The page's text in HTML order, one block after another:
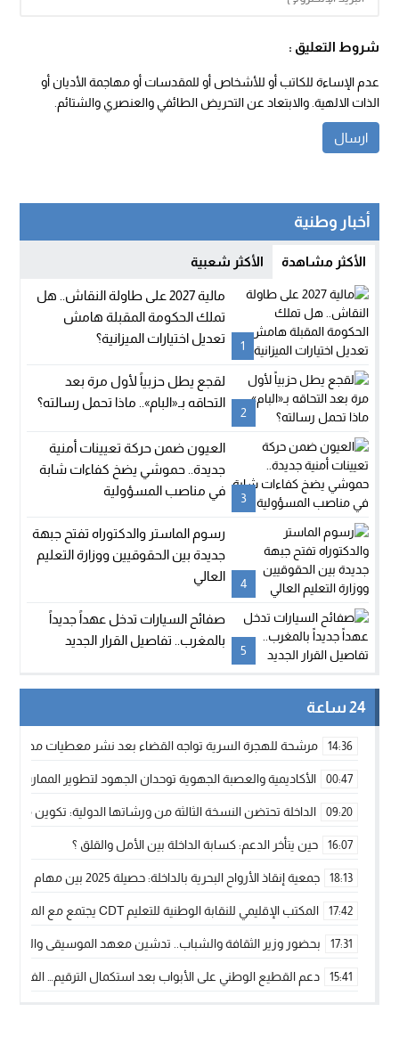
شروط التعليق :
عدم الإساءة للكاتب أو للأشخاص أو للمقدسات أو مهاجمة الأديان أو
الذات الالهية. والابتعاد عن التحريض الطائفي والعنصري والشتائم.
أخبار وطنية
الأكثر مشاهدة الأكثر شعبية
1
مالية 2027 على طاولة النقاش.. هل
تملك الحكومة المقبلة هامش
تعديل اختيارات الميزانية؟
2
لقجع يطل حزبياً لأول مرة بعد
التحاقه بـ«البام».. ماذا تحمل رسالته؟
3
العيون ضمن حركة تعيينات أمنية
جديدة.. حموشي يضخ كفاءات شابة
في مناصب المسؤولية
4
رسوم الماستر والدكتوراه تفتح جبهة
جديدة بين الحقوقيين ووزارة التعليم
العالي
5
صفائح السيارات تدخل عهداً جديداً
بالمغرب.. تفاصيل القرار الجديد
24 ساعة
14:36 مرشحة للهجرة السرية تواجه القضاء بعد نشر معطيات مضللة
00:47 الأكاديمية والعصبة الجهوية توحدان الجهود لتطوير الممارسة
09:20 الداخلة تحتضن النسخة الثالثة من ورشاتها الدولية: تكوين
16:07 حين يتأخر الدعم: كسابة الداخلة بين الأمل والقلق ؟
18:13 جمعية إنقاذ الأرواح البحرية بالداخلة: حصيلة 2025 بين مهام الإنقاذ ومشروع “دار البحار”
17:42 المكتب الإقليمي للنقابة الوطنية للتعليم CDT يجتمع مع المدير الإقليمي لمناقشة ملفات جوهرية لنساء ورجال التعليم
17:31 بحضور وزير الثقافة والشباب.. تدشين معهد الموسيقى والفنون
15:41 دعم القطيع الوطني على الأبواب بعد استكمال الترقيم…